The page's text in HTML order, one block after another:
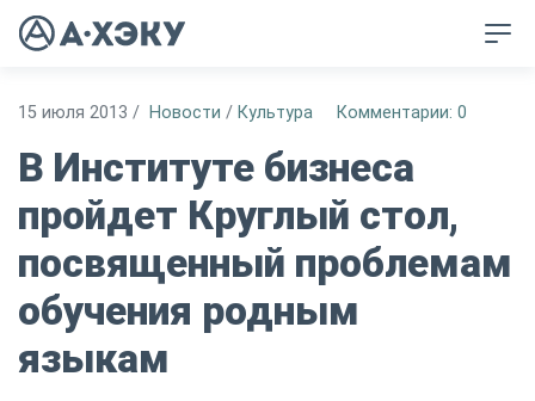
15 июля 2013 / Новости / Культура Комментарии: 0
В Институте бизнеса
пройдет Круглый стол,
посвященный проблемам
обучения родным
языкам